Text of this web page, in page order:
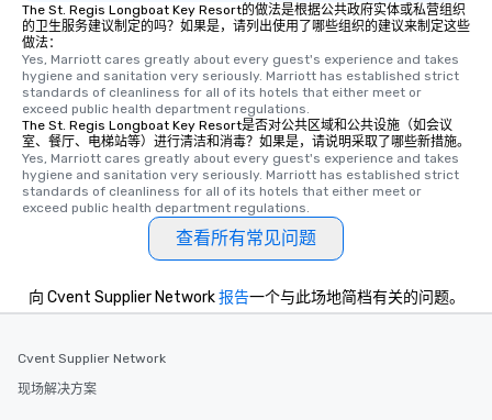
The St. Regis Longboat Key Resort的做法是根据公共政府实体或私营组织
的卫生服务建议制定的吗？如果是，请列出使用了哪些组织的建议来制定这些
做法：
Yes, Marriott cares greatly about every guest's experience and takes
hygiene and sanitation very seriously. Marriott has established strict
standards of cleanliness for all of its hotels that either meet or
exceed public health department regulations.
The St. Regis Longboat Key Resort是否对公共区域和公共设施（如会议
室、餐厅、电梯站等）进行清洁和消毒？如果是，请说明采取了哪些新措施。
Yes, Marriott cares greatly about every guest's experience and takes
hygiene and sanitation very seriously. Marriott has established strict
standards of cleanliness for all of its hotels that either meet or
exceed public health department regulations.
查看所有常见问题
向 Cvent Supplier Network报告一个与此场地简档有关的问题。
Cvent Supplier Network
现场解决方案